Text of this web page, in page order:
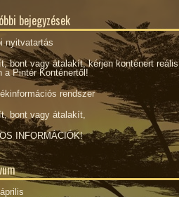
bejegyzések
nyitvatartás
bont vagy átalakít, kérjen konténert reális
a Pintér Konténertől!
rendszer
bont vagy átalakít,
INFORMÁCIÓK!